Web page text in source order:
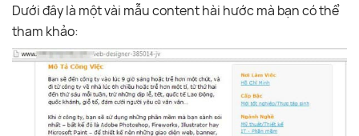
Dưới đây là một vài mẫu content hài hước mà bạn có thể
tham khảo: